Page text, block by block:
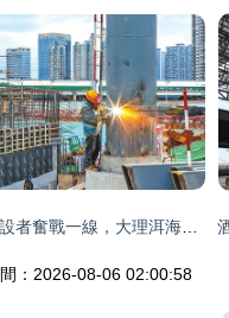
：2026-08-06 02:00:58